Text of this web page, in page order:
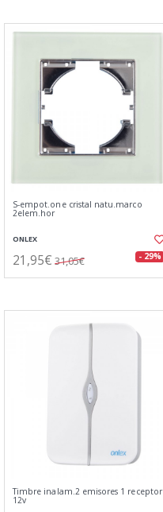
S-empot.one cristal natu.marco
2elem.hor
ONLEX
21,95€ 31,05€ - 29%
Timbre inalam.2 emisores 1 receptor
12v